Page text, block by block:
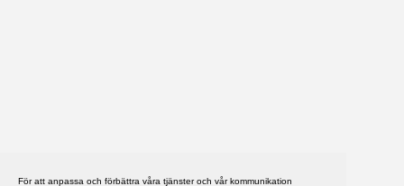
För att anpassa och förbättra våra tjänster och vår kommunikation